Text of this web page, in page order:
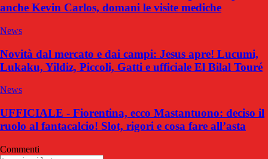
anche Kevin Carlos, domani le visite mediche
News
Novità dal mercato e dai campi: Jesus apre! Lucumi,
Lukaku, Yildiz, Piccoli, Gatti e ufficiale El Bilal Touré
News
UFFICIALE - Fiorentina, ecco Mastantuono: deciso il
ruolo al fantacalcio! Slot, rigori e cosa fare all’asta
Commenti